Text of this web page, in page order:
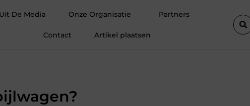
Uit De Media Onze Organisatie Partners
Contact Artikel plaatsen